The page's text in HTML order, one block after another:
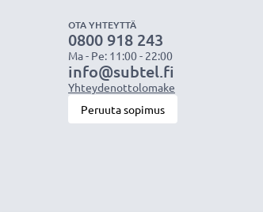
OTA YHTEYTTÄ
0800 918 243
Ma - Pe: 11:00 - 22:00
info@subtel.fi
Yhteydenottolomake
Peruuta sopimus